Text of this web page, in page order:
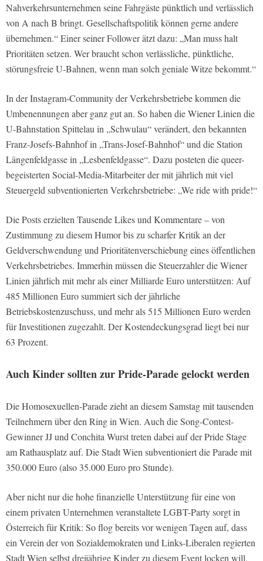
Nahverkehrsunternehmen seine Fahrgäste pünktlich und verlässlich
von A nach B bringt. Gesellschaftspolitik können gerne andere
übernehmen.“ Einer seiner Follower ätzt dazu: „Man muss halt
Prioritäten setzen. Wer braucht schon verlässliche, pünktliche,
störungsfreie U-Bahnen, wenn man solch geniale Witze bekommt.“
In der Instagram-Community der Verkehrsbetriebe kommen die
Umbenennungen aber ganz gut an. So haben die Wiener Linien die
U-Bahnstation Spittelau in „Schwulau“ verändert, den bekannten
Franz-Josefs-Bahnhof in „Trans-Josef-Bahnhof“ und die Station
Längenfeldgasse in „Lesbenfeldgasse“. Dazu posteten die queer-
begeisterten Social-Media-Mitarbeiter der mit jährlich mit viel
Steuergeld subventionierten Verkehrsbetriebe: „We ride with pride!“
Die Posts erzielten Tausende Likes und Kommentare – von
Zustimmung zu diesem Humor bis zu scharfer Kritik an der
Geldverschwendung und Prioritätenverschiebung eines öffentlichen
Verkehrsbetriebes. Immerhin müssen die Steuerzahler die Wiener
Linien jährlich mit mehr als einer Milliarde Euro unterstützen: Auf
485 Millionen Euro summiert sich der jährliche
Betriebskostenzuschuss, und mehr als 515 Millionen Euro werden
für Investitionen zugezahlt. Der Kostendeckungsgrad liegt bei nur
63 Prozent.
Auch Kinder sollten zur Pride-Parade gelockt werden
Die Homosexuellen-Parade zieht an diesem Samstag mit tausenden
Teilnehmern über den Ring in Wien. Auch die Song-Contest-
Gewinner JJ und Conchita Wurst treten dabei auf der Pride Stage
am Rathausplatz auf. Die Stadt Wien subventioniert die Parade mit
350.000 Euro (also 35.000 Euro pro Stunde).
Aber nicht nur die hohe finanzielle Unterstützung für eine von
einem privaten Unternehmen veranstaltete LGBT-Party sorgt in
Österreich für Kritik: So flog bereits vor wenigen Tagen auf, dass
ein Verein der von Sozialdemokraten und Links-Liberalen regierten
Stadt Wien selbst dreijährige Kinder zu diesem Event locken will,